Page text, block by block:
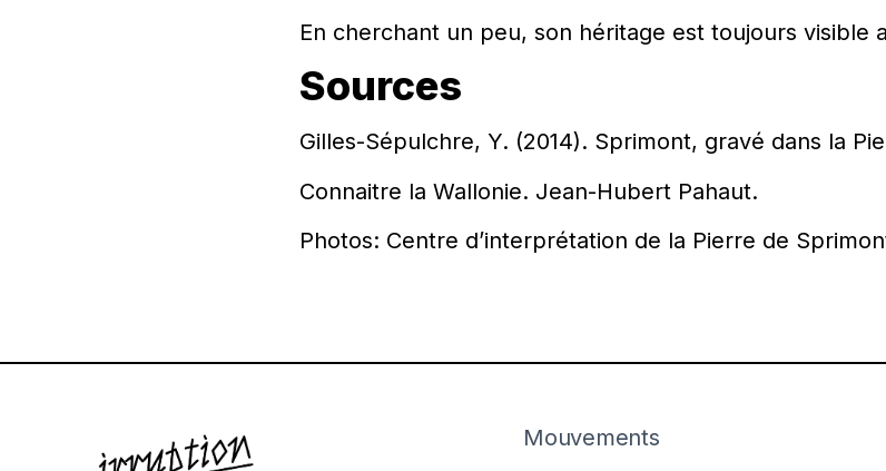
En cherchant un peu, son héritage est toujours visible
Sources
Gilles-Sépulchre, Y. (2014). Sprimont, gravé dans la
Connaitre la Wallonie. Jean-Hubert Pahaut.
Photos: Centre d’interprétation de la Pierre de
Mouvements